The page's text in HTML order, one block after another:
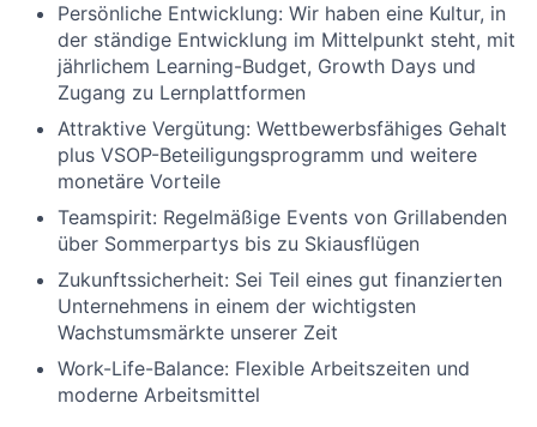
Persönliche Entwicklung: Wir haben eine Kultur, in
der ständige Entwicklung im Mittelpunkt steht, mit
jährlichem Learning-Budget, Growth Days und
Zugang zu Lernplattformen
Attraktive Vergütung: Wettbewerbsfähiges Gehalt
plus VSOP-Beteiligungsprogramm und weitere
monetäre Vorteile
Teamspirit: Regelmäßige Events von Grillabenden
über Sommerpartys bis zu Skiausflügen
Zukunftssicherheit: Sei Teil eines gut finanzierten
Unternehmens in einem der wichtigsten
Wachstumsmärkte unserer Zeit
Work-Life-Balance: Flexible Arbeitszeiten und
moderne Arbeitsmittel